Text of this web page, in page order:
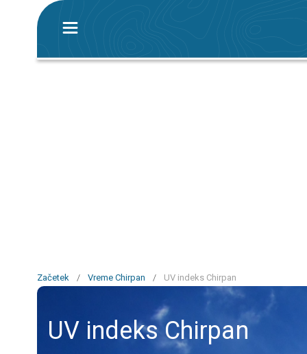
Začetek / Vreme Chirpan / UV indeks Chirpan
UV indeks Chirpan